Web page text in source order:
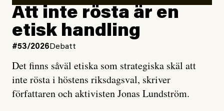
rörelsen. Eller så har en inga bevis, bara misstankar,
och då ska en efterforska diskret, just för att inte skapa
oro inom rörelsen.
Artikeln undersöker inte, som ETC påstår, ”vad som
är sant, vad som är rykten”, utan den bidrar bara till
ännu mer ryktesspridning. Det finns inte ett enda bevis
Att inte rösta är en
etisk handling
#53/2026 Debatt
Det finns såväl etiska som strategiska skäl att
inte rösta i höstens riksdagsval, skriver
författaren och aktivisten Jonas Lundström.